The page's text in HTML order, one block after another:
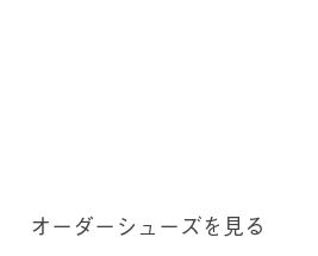
オーダーシューズを見る